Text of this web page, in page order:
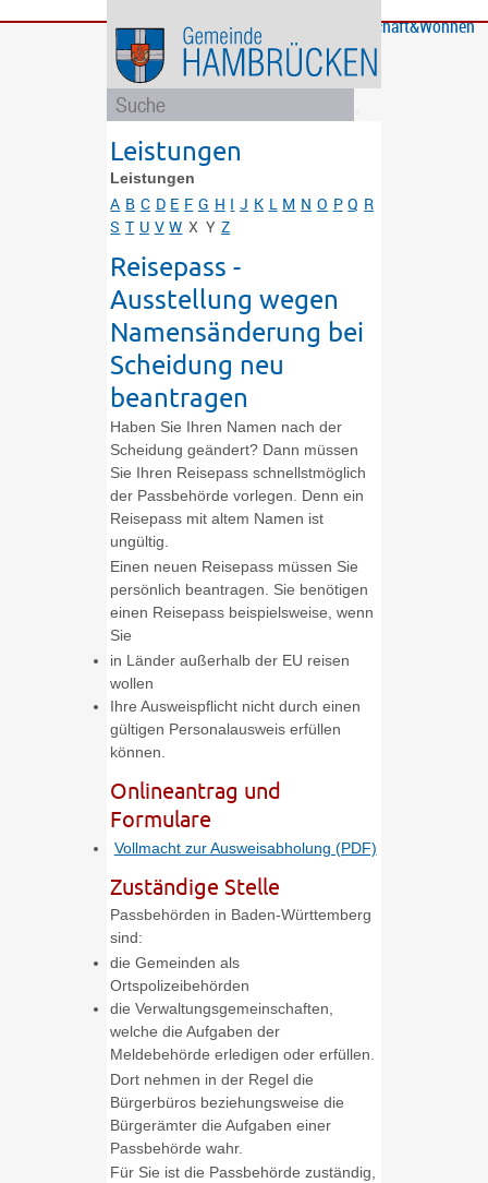
Bürgerservice
GemeindeBildung
und
Soziales
Rathaus
und
Politik
Wirtschaft&Wohnen
Leistungen
Leistungen
A B C D E F G H I J K L M N O P Q R
S T U V W X Y Z
Reisepass -
Ausstellung wegen
Namensänderung bei
Scheidung neu
beantragen
Haben Sie Ihren Namen nach der
Scheidung geändert? Dann müssen
Sie Ihren Reisepass schnellstmöglich
der Passbehörde vorlegen. Denn ein
Reisepass mit altem Namen ist
ungültig.
Einen neuen Reisepass müssen Sie
persönlich beantragen. Sie benötigen
einen Reisepass beispielsweise, wenn
Sie
in Länder außerhalb der EU reisen
wollen
Ihre Ausweispflicht nicht durch einen
gültigen Personalausweis erfüllen
können.
Onlineantrag und
Formulare
Vollmacht zur Ausweisabholung (PDF)
Zuständige Stelle
Passbehörden in Baden-Württemberg
sind:
die Gemeinden als
Ortspolizeibehörden
die Verwaltungsgemeinschaften,
welche die Aufgaben der
Meldebehörde erledigen oder erfüllen.
Dort nehmen in der Regel die
Bürgerbüros beziehungsweise die
Bürgerämter die Aufgaben einer
Passbehörde wahr.
Für Sie ist die Passbehörde zuständig,